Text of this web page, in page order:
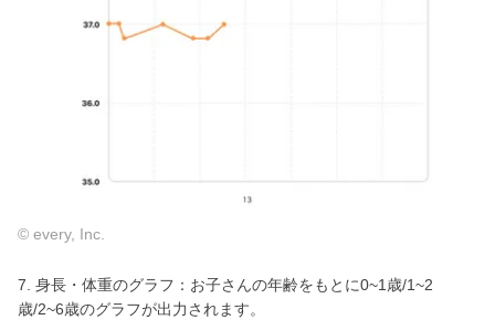
© every, Inc.
7. 身長・体重のグラフ：お子さんの年齢をもとに0~1歳/1~2
歳/2~6歳のグラフが出力されます。